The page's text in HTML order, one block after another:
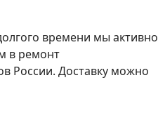
времени мы активно
в ремонт
России. Доставку можно